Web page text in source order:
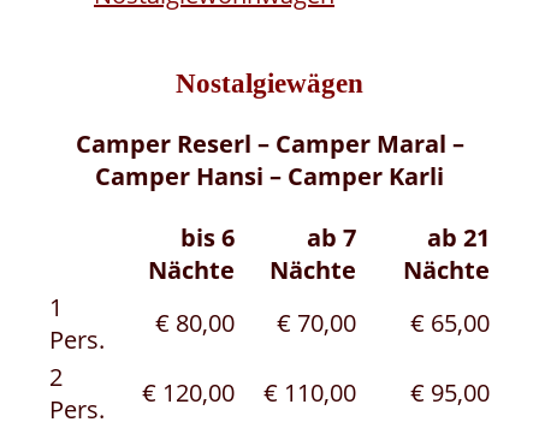
Nostalgiewägen
Camper Reserl – Camper Maral –
Camper Hansi – Camper Karli
bis 6
Nächte
ab 7
Nächte
ab 21
Nächte
1
Pers.
€ 80,00 € 70,00
€ 65,00
2
Pers.
€ 120,00 € 110,00 € 95,00